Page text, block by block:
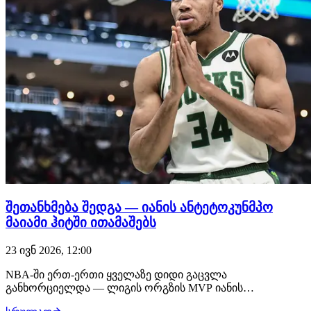
შეთანხმება შედგა — იანის ანტეტოკუნმპო
მაიამი ჰიტში ითამაშებს
23 ივნ 2026, 12:00
NBA-ში ერთ-ერთი ყველაზე დიდი გაცვლა
განხორციელდა — ლიგის ორგზის MVP იანის